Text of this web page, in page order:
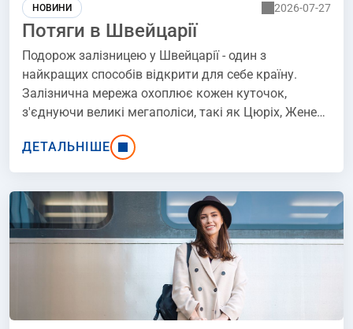
НОВИНИ 2026-07-27
Потяги в Швейцарії
Подорож залізницею у Швейцарії - один з
найкращих способів відкрити для себе країну.
Залізнична мережа охоплює кожен куточок,
з'єднуючи великі мегаполіси, такі як Цюріх, Женева
та Базель, з мальовничими селами в Альпах. У
Швейцарії залізниця - це більше, ніж просто
транспорт, це символ якості, надійності та гармонії
з природою. Потяги доїжджають туди, куди часто
не можуть доїхати автомобілі, а краєвиди за
вікном вважаються одними з найкрасивіших у
світі. Відкрийте для себе швейцарські залізниці!
ДЕТАЛЬНІШЕ